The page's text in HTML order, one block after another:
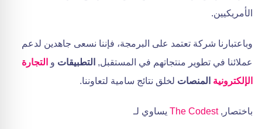
الأمريكيين.
وباعتبارنا شركة تعتمد على البرمجة، فإننا نسعى جاهدين لدعم
عملائنا في تطوير منتجاتهم في المستقبل, التطبيقات و التجارة
الإلكترونية المنصات لخلق نتائج سامية لتعاوننا.
باختصار,The Codest يساوي لـ